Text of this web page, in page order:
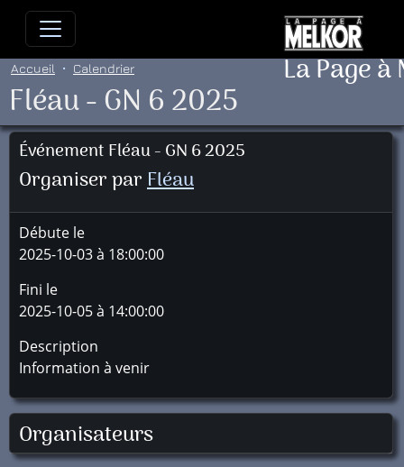
Allez directement au contenu
La Page
Accueil Calendrier
Fléau - GN 6 2025
Événement Fléau - GN 6 2025
Organiser parFléau
Débute le
2025-10-03 à 18:00:00
Fini le
2025-10-05 à 14:00:00
Description
Information à venir
Organisateurs